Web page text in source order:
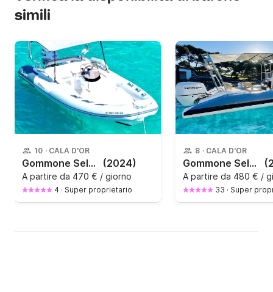
simili
10 · CALA D'OR
Gommone Selva Marine 640 150CV (2024)
A partire da 470 € / giorno
4 · Super proprietario
8 · CALA D'OR
Gommone Selva Marine W600 115CV
A partire da 480 € /
33 · Super